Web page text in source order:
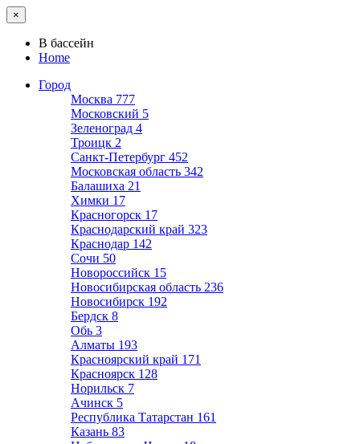
×
В бассейн
Home
Город
Москва 777
Московский 5
Зеленоград 4
Троицк 2
Санкт-Петербург 452
Московская область 342
Балашиха 21
Химки 17
Красногорск 17
Краснодарский край 323
Краснодар 142
Сочи 50
Новороссийск 15
Новосибирская область 236
Новосибирск 192
Бердск 8
Обь 3
Алматы 193
Красноярский край 171
Красноярск 128
Норильск 7
Ачинск 5
Республика Татарстан 161
Казань 83